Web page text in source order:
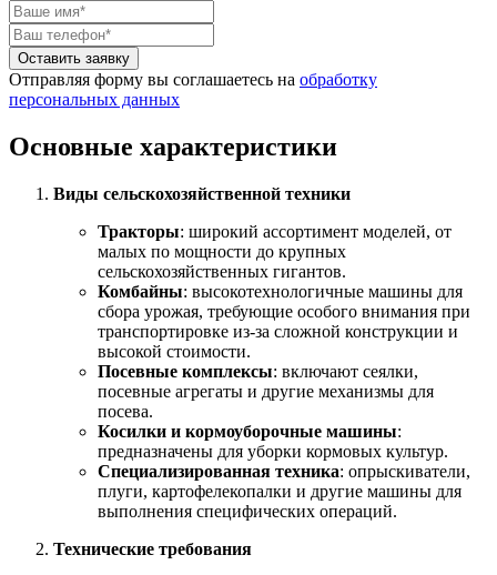
Оставить заявку
Отправляя форму вы соглашаетесь на обработку
персональных данных
Основные характеристики
Виды сельскохозяйственной техники
Тракторы: широкий ассортимент моделей, от
малых по мощности до крупных
сельскохозяйственных гигантов.
Комбайны: высокотехнологичные машины для
сбора урожая, требующие особого внимания при
транспортировке из-за сложной конструкции и
высокой стоимости.
Посевные комплексы: включают сеялки,
посевные агрегаты и другие механизмы для
посева.
Косилки и кормоуборочные машины:
предназначены для уборки кормовых культур.
Специализированная техника: опрыскиватели,
плуги, картофелекопалки и другие машины для
выполнения специфических операций.
Технические требования